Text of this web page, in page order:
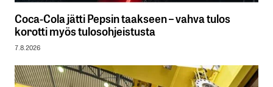
Coca-Cola jätti Pepsin taakseen – vahva tulos
korotti myös tulosohjeistusta
7.8.2026